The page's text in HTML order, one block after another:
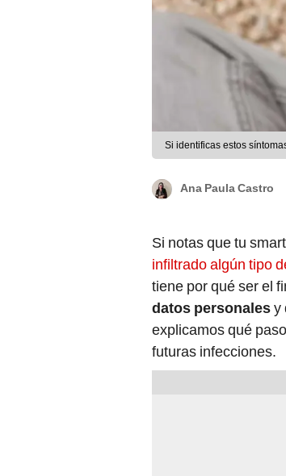
Si identificas estos
Ana Paula Castro
Si notas que tu
infiltrado algún tipo
tiene por qué ser el
datos personalesy
explicamos qué
futuras infecciones.